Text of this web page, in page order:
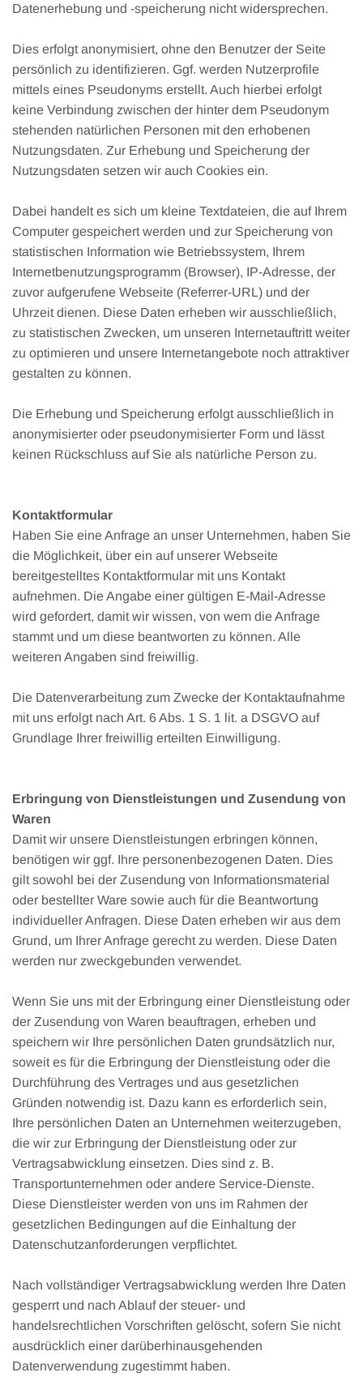
Datenerhebung und -speicherung nicht widersprechen.
Dies erfolgt anonymisiert, ohne den Benutzer der Seite
persönlich zu identifizieren. Ggf. werden Nutzerprofile
mittels eines Pseudonyms erstellt. Auch hierbei erfolgt
keine Verbindung zwischen der hinter dem Pseudonym
stehenden natürlichen Personen mit den erhobenen
Nutzungsdaten. Zur Erhebung und Speicherung der
Nutzungsdaten setzen wir auch Cookies ein.
Dabei handelt es sich um kleine Textdateien, die auf Ihrem
Computer gespeichert werden und zur Speicherung von
statistischen Information wie Betriebssystem, Ihrem
Internetbenutzungsprogramm (Browser), IP-Adresse, der
zuvor aufgerufene Webseite (Referrer-URL) und der
Uhrzeit dienen. Diese Daten erheben wir ausschließlich,
zu statistischen Zwecken, um unseren Internetauftritt weiter
zu optimieren und unsere Internetangebote noch attraktiver
gestalten zu können.
Die Erhebung und Speicherung erfolgt ausschließlich in
anonymisierter oder pseudonymisierter Form und lässt
keinen Rückschluss auf Sie als natürliche Person zu.
Kontaktformular
Haben Sie eine Anfrage an unser Unternehmen, haben Sie
die Möglichkeit, über ein auf unserer Webseite
bereitgestelltes Kontaktformular mit uns Kontakt
aufnehmen. Die Angabe einer gültigen E-Mail-Adresse
wird gefordert, damit wir wissen, von wem die Anfrage
stammt und um diese beantworten zu können. Alle
weiteren Angaben sind freiwillig.
Die Datenverarbeitung zum Zwecke der Kontaktaufnahme
mit uns erfolgt nach Art. 6 Abs. 1 S. 1 lit. a DSGVO auf
Grundlage Ihrer freiwillig erteilten Einwilligung.
Erbringung von Dienstleistungen und Zusendung von
Waren
Damit wir unsere Dienstleistungen erbringen können,
benötigen wir ggf. Ihre personenbezogenen Daten. Dies
gilt sowohl bei der Zusendung von Informationsmaterial
oder bestellter Ware sowie auch für die Beantwortung
individueller Anfragen. Diese Daten erheben wir aus dem
Grund, um Ihrer Anfrage gerecht zu werden. Diese Daten
werden nur zweckgebunden verwendet.
Wenn Sie uns mit der Erbringung einer Dienstleistung oder
der Zusendung von Waren beauftragen, erheben und
speichern wir Ihre persönlichen Daten grundsätzlich nur,
soweit es für die Erbringung der Dienstleistung oder die
Durchführung des Vertrages und aus gesetzlichen
Gründen notwendig ist. Dazu kann es erforderlich sein,
Ihre persönlichen Daten an Unternehmen weiterzugeben,
die wir zur Erbringung der Dienstleistung oder zur
Vertragsabwicklung einsetzen. Dies sind z. B.
Transportunternehmen oder andere Service-Dienste.
Diese Dienstleister werden von uns im Rahmen der
gesetzlichen Bedingungen auf die Einhaltung der
Datenschutzanforderungen verpflichtet.
Nach vollständiger Vertragsabwicklung werden Ihre Daten
gesperrt und nach Ablauf der steuer- und
handelsrechtlichen Vorschriften gelöscht, sofern Sie nicht
ausdrücklich einer darüberhinausgehenden
Datenverwendung zugestimmt haben.